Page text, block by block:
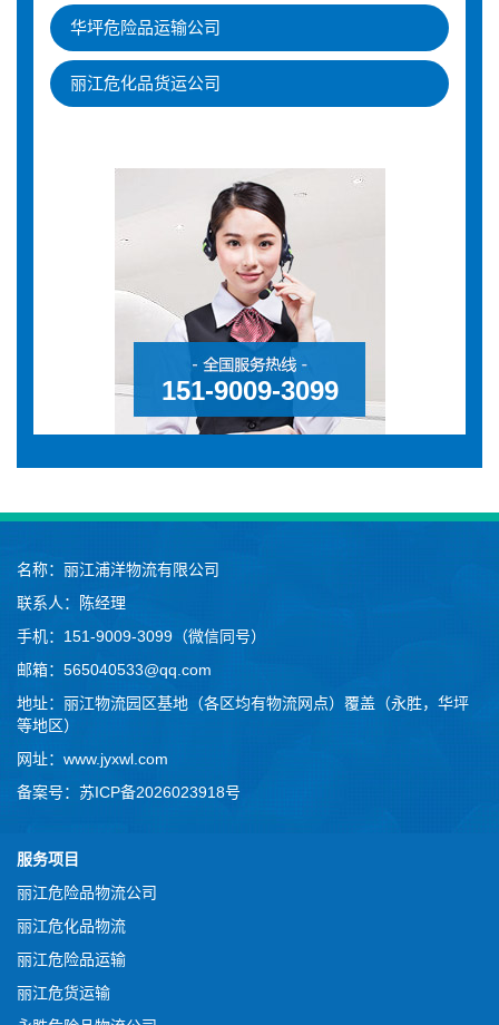
华坪危险品运输公司
丽江危化品货运公司
151-9009-3099
名称： 丽江浦洋物流有限公司
联系人：陈经理
手机： 151-9009-3099（微信同号）
邮箱：565040533@qq.com
地址：丽江物流园区基地（各区均有物流网点）覆盖（永胜，华坪
等地区）
网址：www.jyxwl.com
备案号： 苏ICP备2026023918号
服务项目
丽江危险品物流公司
丽江危化品物流
丽江危险品运输
丽江危货运输